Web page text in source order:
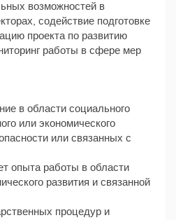
возможностей в
содействие подготовке
проекта по развитию
работы в сфере мер
в области социального
или экономического
или связанных с
опыта работы в области
развития и связанной
процедур и